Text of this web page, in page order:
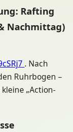
Rafting
Nachmittag)
. Nach
Ruhrbogen –
„Action-